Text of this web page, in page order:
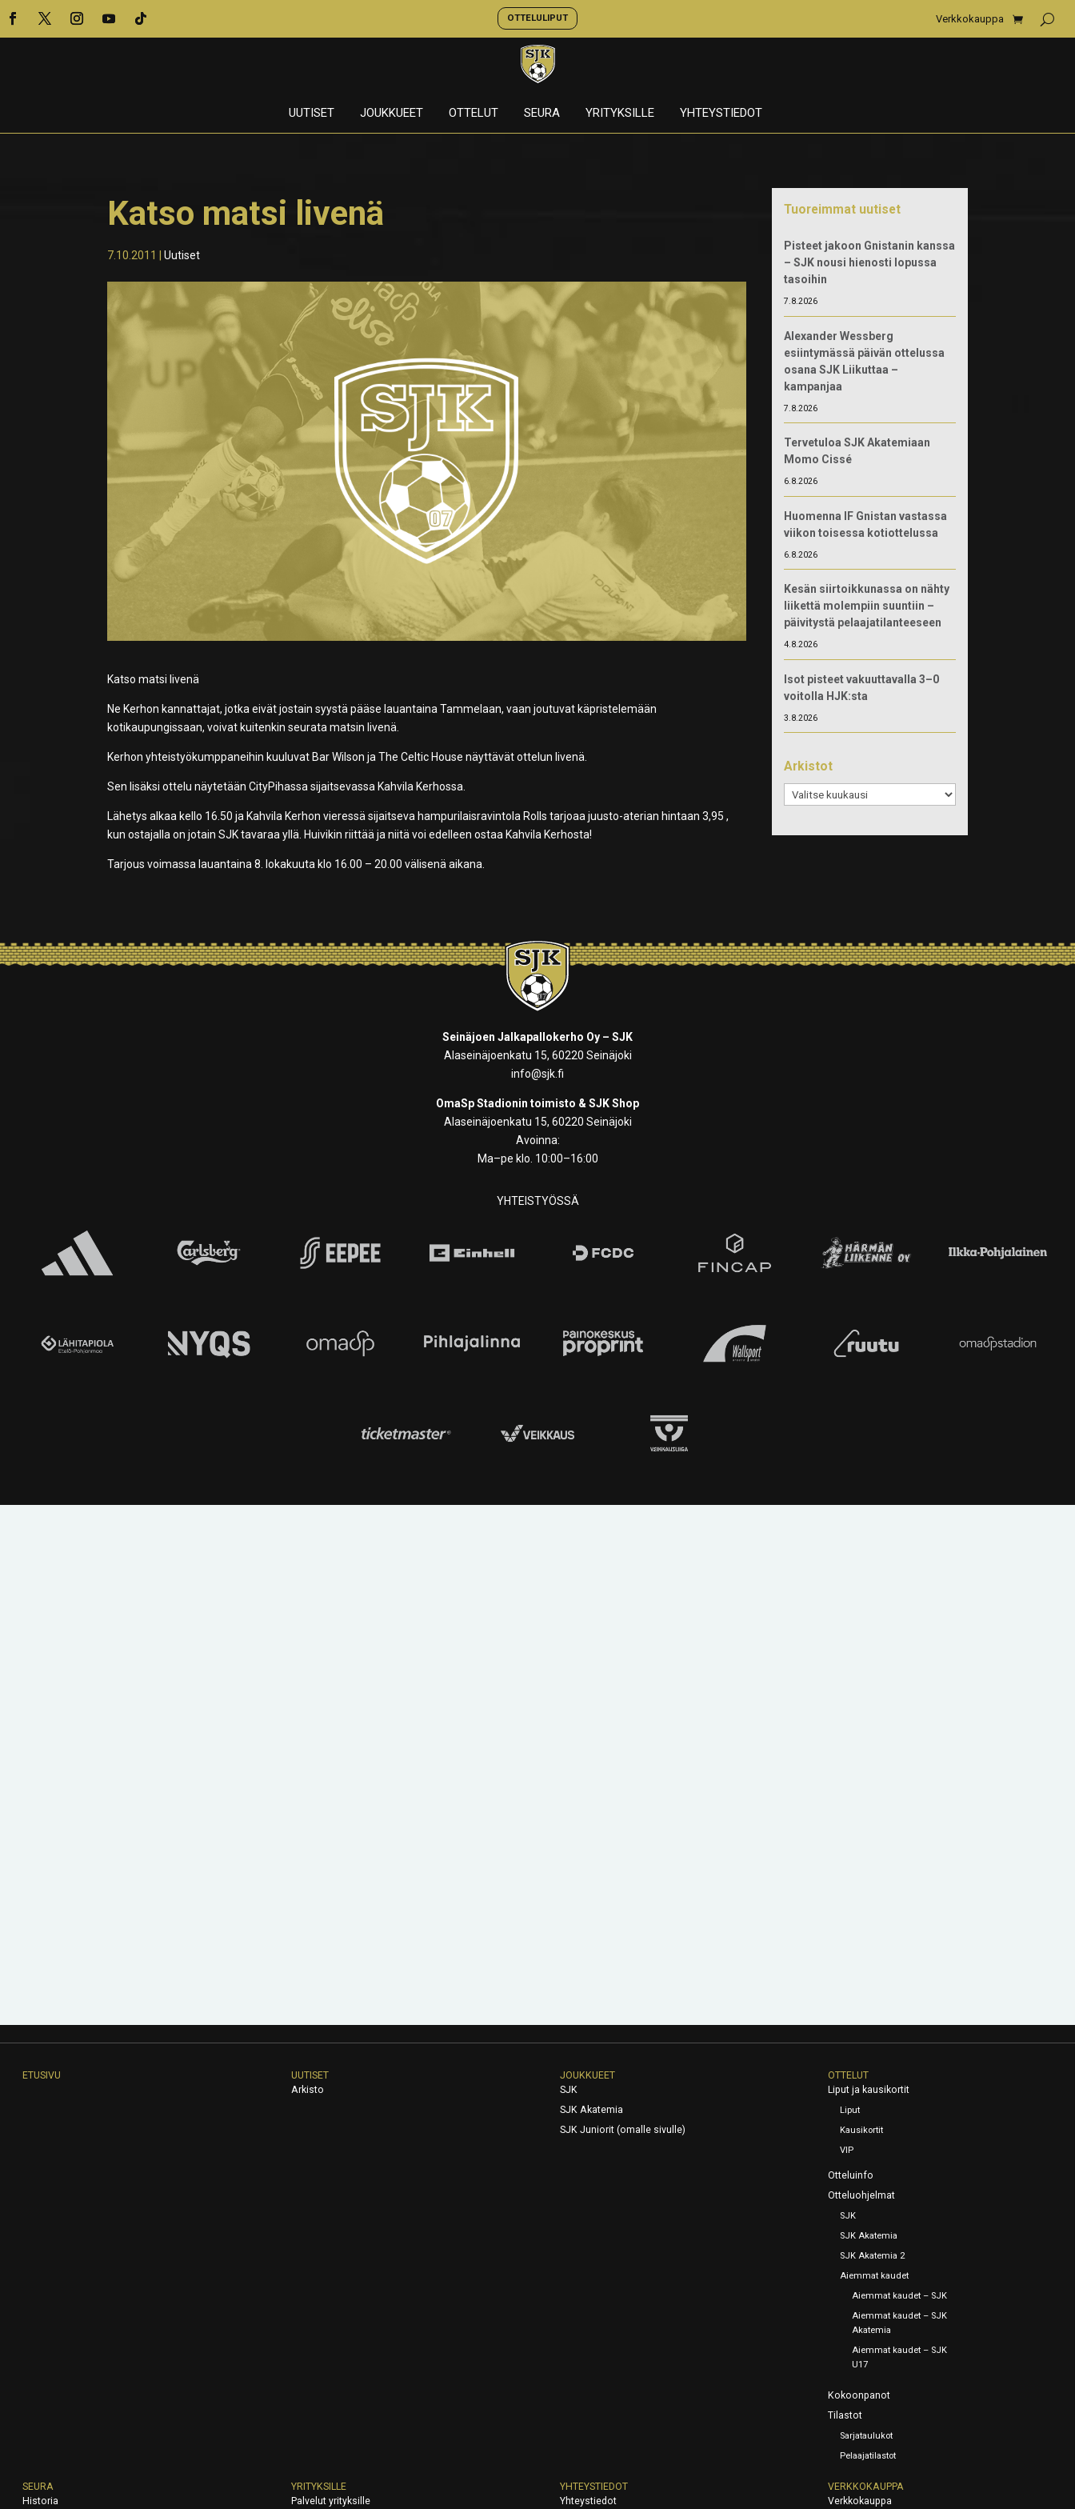
OTTELULIPUT Verkkokauppa
UUTISET JOUKKUEET OTTELUT SEURA YRITYKSILLE YHTEYSTIEDOT
Katso matsi livenä
7.10.2011 |Uutiset
Katso matsi livenä
Ne Kerhon kannattajat, jotka eivät jostain syystä pääse lauantaina Tammelaan, vaan joutuvat käpristelemään
kotikaupungissaan, voivat kuitenkin seurata matsin livenä.
Kerhon yhteistyökumppaneihin kuuluvat Bar Wilson ja The Celtic House näyttävät ottelun livenä.
Sen lisäksi ottelu näytetään CityPihassa sijaitsevassa Kahvila Kerhossa.
Lähetys alkaa kello 16.50 ja Kahvila Kerhon vieressä sijaitseva hampurilaisravintola Rolls tarjoaa juusto-aterian hintaan 3,95 ,
kun ostajalla on jotain SJK tavaraa yllä. Huivikin riittää ja niitä voi edelleen ostaa Kahvila Kerhosta!
Tarjous voimassa lauantaina 8. lokakuuta klo 16.00 – 20.00 välisenä aikana.
Tuoreimmat uutiset
Pisteet jakoon Gnistanin kanssa
– SJK nousi hienosti lopussa
tasoihin
7.8.2026
Alexander Wessberg
esiintymässä päivän ottelussa
osana SJK Liikuttaa –
kampanjaa
7.8.2026
Tervetuloa SJK Akatemiaan
Momo Cissé
6.8.2026
Huomenna IF Gnistan vastassa
viikon toisessa kotiottelussa
6.8.2026
Kesän siirtoikkunassa on nähty
liikettä molempiin suuntiin –
päivitystä pelaajatilanteeseen
4.8.2026
Isot pisteet vakuuttavalla 3–0
voitolla HJK:sta
3.8.2026
Arkistot
Arkistot
Seinäjoen Jalkapallokerho Oy – SJK
Alaseinäjoenkatu 15, 60220 Seinäjoki
info@sjk.fi
OmaSp Stadionin toimisto & SJK Shop
Alaseinäjoenkatu 15, 60220 Seinäjoki
Avoinna:
Ma–pe klo. 10:00–16:00
YHTEISTYÖSSÄ
ETUSIVU
UUTISET
Arkisto
JOUKKUEET
SJK
SJK Akatemia
SJK Juniorit (omalle sivulle)
OTTELUT
Liput ja kausikortit
Liput
Kausikortit
VIP
Otteluinfo
Otteluohjelmat
SJK
SJK Akatemia
SJK Akatemia 2
Aiemmat kaudet
Aiemmat kaudet – SJK
Aiemmat kaudet – SJK
Akatemia
Aiemmat kaudet – SJK
U17
Kokoonpanot
Tilastot
Sarjataulukot
Pelaajatilastot
SEURA
Historia
YRITYKSILLE
Palvelut yrityksille
YHTEYSTIEDOT
Yhteystiedot
VERKKOKAUPPA
Verkkokauppa